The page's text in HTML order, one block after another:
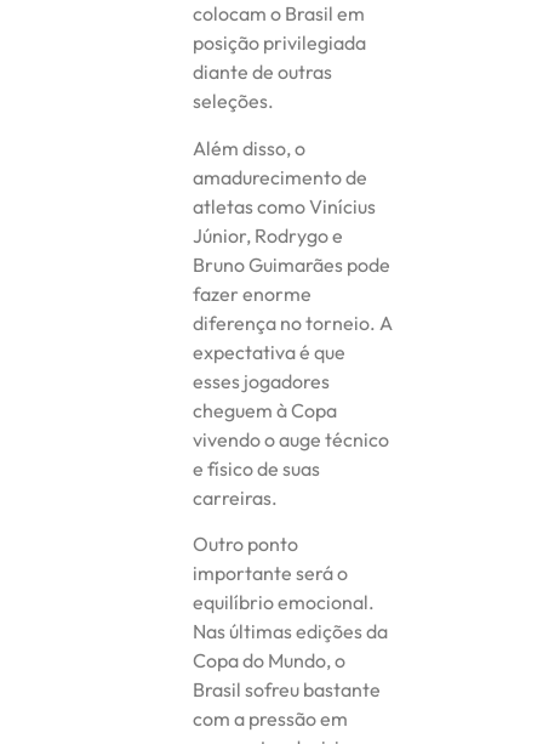
colocam o Brasil em
posição privilegiada
diante de outras
seleções.
Além disso, o
amadurecimento de
atletas como Vinícius
Júnior, Rodrygo e
Bruno Guimarães pode
fazer enorme
diferença no torneio. A
expectativa é que
esses jogadores
cheguem à Copa
vivendo o auge técnico
e físico de suas
carreiras.
Outro ponto
importante será o
equilíbrio emocional.
Nas últimas edições da
Copa do Mundo, o
Brasil sofreu bastante
com a pressão em